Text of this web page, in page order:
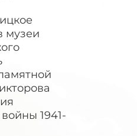
музеи
1941-